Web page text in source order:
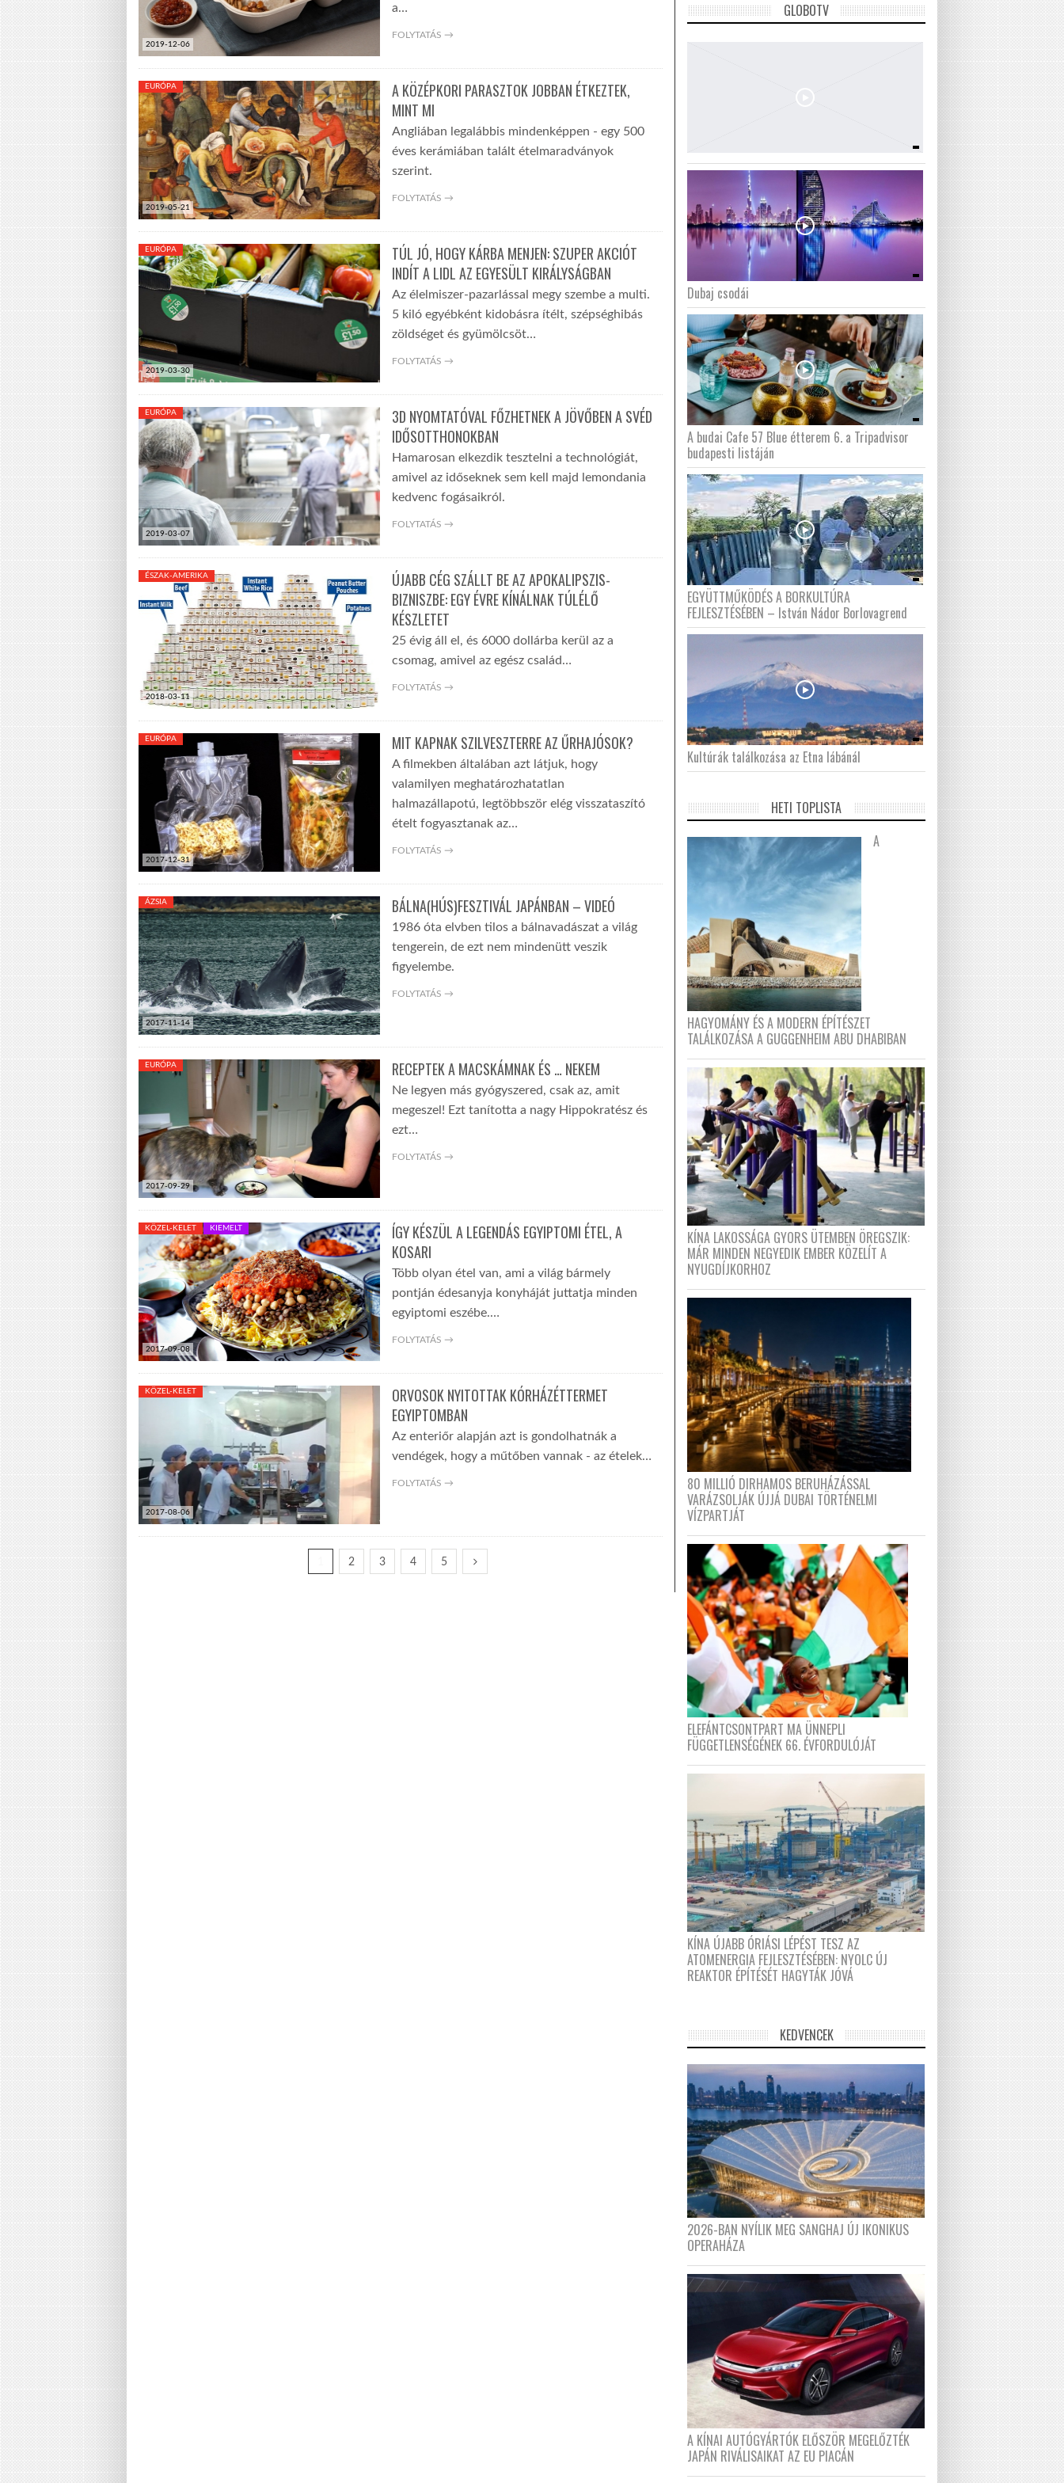
2019-12-06
a…
FOLYTATÁS →
2019-05-21
EURÓPA
A KÖZÉPKORI PARASZTOK JOBBAN ÉTKEZTEK,
MINT MI
Angliában legalábbis mindenképpen - egy 500
éves kerámiában talált ételmaradványok
szerint.
FOLYTATÁS →
2019-03-30
EURÓPA
TÚL JÓ, HOGY KÁRBA MENJEN: SZUPER AKCIÓT
INDÍT A LIDL AZ EGYESÜLT KIRÁLYSÁGBAN
Az élelmiszer-pazarlással megy szembe a multi.
5 kiló egyébként kidobásra ítélt, szépséghibás
zöldséget és gyümölcsöt…
FOLYTATÁS →
2019-03-07
EURÓPA
3D NYOMTATÓVAL FŐZHETNEK A JÖVŐBEN A SVÉD
IDŐSOTTHONOKBAN
Hamarosan elkezdik tesztelni a technológiát,
amivel az időseknek sem kell majd lemondania
kedvenc fogásaikról.
FOLYTATÁS →
2018-03-11
ÉSZAK-AMERIKA
ÚJABB CÉG SZÁLLT BE AZ APOKALIPSZIS-
BIZNISZBE: EGY ÉVRE KÍNÁLNAK TÚLÉLŐ
KÉSZLETET
25 évig áll el, és 6000 dollárba kerül az a
csomag, amivel az egész család…
FOLYTATÁS →
2017-12-31
EURÓPA MIT KAPNAK SZILVESZTERRE AZ ŰRHAJÓSOK?
A filmekben általában azt látjuk, hogy
valamilyen meghatározhatatlan
halmazállapotú, legtöbbször elég visszataszító
ételt fogyasztanak az…
FOLYTATÁS →
2017-11-14
ÁZSIA BÁLNA(HÚS)FESZTIVÁL JAPÁNBAN – VIDEÓ
1986 óta elvben tilos a bálnavadászat a világ
tengerein, de ezt nem mindenütt veszik
figyelembe.
FOLYTATÁS →
2017-09-29
EURÓPA RECEPTEK A MACSKÁMNAK ÉS … NEKEM
Ne legyen más gyógyszered, csak az, amit
megeszel! Ezt tanította a nagy Hippokratész és
ezt…
FOLYTATÁS →
2017-09-08
KÖZEL-KELET KIEMELT
ÍGY KÉSZÜL A LEGENDÁS EGYIPTOMI ÉTEL, A
KOSARI
Több olyan étel van, ami a világ bármely
pontján édesanyja konyháját juttatja minden
egyiptomi eszébe.…
FOLYTATÁS →
2017-08-06
KÖZEL-KELET
ORVOSOK NYITOTTAK KÓRHÁZÉTTERMET
EGYIPTOMBAN
Az enteriőr alapján azt is gondolhatnák a
vendégek, hogy a műtőben vannak - az ételek…
FOLYTATÁS →
2 3 4 5
GLOBOTV
Dubaj csodái
A budai Cafe 57 Blue étterem 6. a Tripadvisor
budapesti listáján
EGYÜTTMŰKÖDÉS A BORKULTÚRA
FEJLESZTÉSÉBEN – István Nádor Borlovagrend
Kultúrák találkozása az Etna lábánál
HETI TOPLISTA
A
HAGYOMÁNY ÉS A MODERN ÉPÍTÉSZET
TALÁLKOZÁSA A GUGGENHEIM ABU DHABIBAN
KÍNA LAKOSSÁGA GYORS ÜTEMBEN ÖREGSZIK:
MÁR MINDEN NEGYEDIK EMBER KÖZELÍT A
NYUGDÍJKORHOZ
80 MILLIÓ DIRHAMOS BERUHÁZÁSSAL
VARÁZSOLJÁK ÚJJÁ DUBAI TÖRTÉNELMI
VÍZPARTJÁT
ELEFÁNTCSONTPART MA ÜNNEPLI
FÜGGETLENSÉGÉNEK 66. ÉVFORDULÓJÁT
KÍNA ÚJABB ÓRIÁSI LÉPÉST TESZ AZ
ATOMENERGIA FEJLESZTÉSÉBEN: NYOLC ÚJ
REAKTOR ÉPÍTÉSÉT HAGYTÁK JÓVÁ
KEDVENCEK
2026-BAN NYÍLIK MEG SANGHAJ ÚJ IKONIKUS
OPERAHÁZA
A KÍNAI AUTÓGYÁRTÓK ELŐSZÖR MEGELŐZTÉK
JAPÁN RIVÁLISAIKAT AZ EU PIACÁN